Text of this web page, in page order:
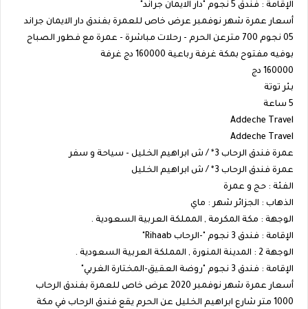
الإقامة : فندق 5 نجوم "دار الايمان جراند"
أسعار عمرة شهر نوفمبر عرض خاص للعمرة بفندق دار الايمان جراند
05 نجوم 700 مترعن الحرم - رحلات مباشرة - عمرة مع فطور الصباح
بوفيه مفتوح بمكة غرفة رباعية 160000 دج غرفة
160000 دج
بئر توتة
5 ساعة
Addeche Travel
Addeche Travel
عمرة فندق الرحاب 3* / ش ابراهيم الخليل - سياحة و سفر
عمرة فندق الرحاب 3* / ش ابراهيم الخليل
الفئة : حج و عمرة
الذهاب : الجزائر شهر : ماي
الوجهة : مكة المكرمة , المملكة العربية السعودية .
الإقامة : فندق 3 نجوم "-الرحاب Rihaab"
الوجهة 2 : المدينة المنورة , المملكة العربية السعودية .
الإقامة : فندق 3 نجوم "روضة العقيق-المختارة الغربي"
أسعار عمرة شهر نوفمبر 2020 عرض خاص للعمرة بفندق الرحاب
1000 متر شارع ابراهيم الخليل عن الحرم يقع فندق الرحاب في مكة